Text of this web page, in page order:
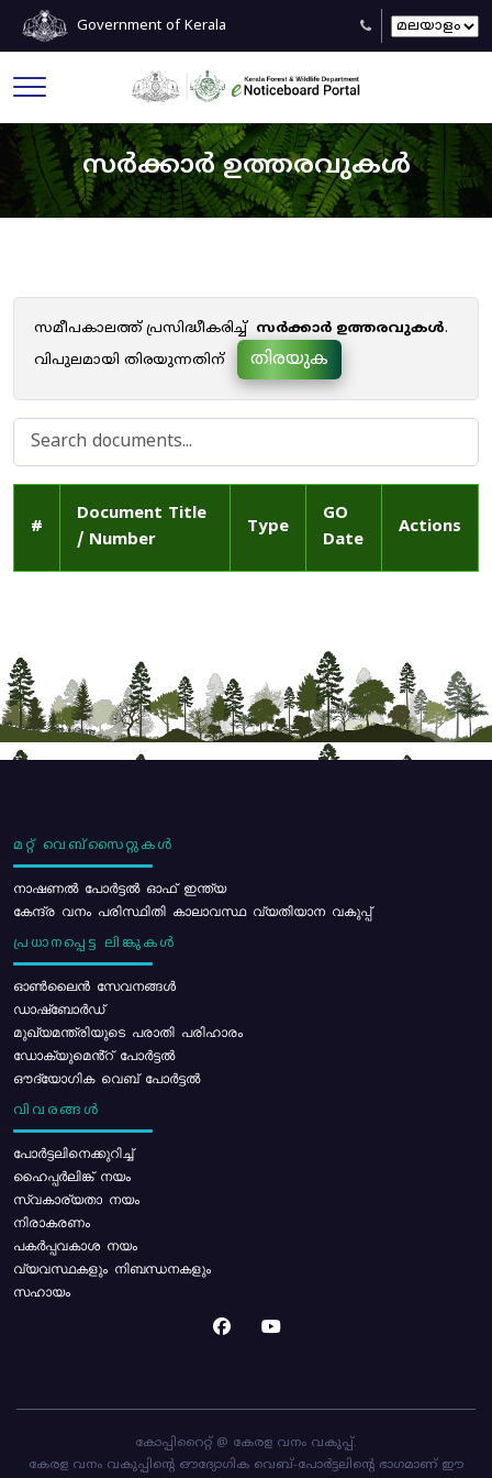
Government of Kerala
സർക്കാർ ഉത്തരവുകൾ
സമീപകാലത്ത് പ്രസിദ്ധീകരിച്ച് സർക്കാർ ഉത്തരവുകൾ.
വിപുലമായി തിരയുന്നതിന്
തിരയുക
#
Document Title
/ Number
Type
GO
Date
Actions
മറ്റ് വെബ്സൈറ്റുകൾ
നാഷണൽ പോർട്ടൽ ഓഫ് ഇന്ത്യ
കേന്ദ്ര വനം പരിസ്ഥിതി കാലാവസ്ഥ വ്യതിയാന വകുപ്പ്
പ്രധാനപ്പെട്ട ലിങ്കുകൾ
ഓൺലൈൻ സേവനങ്ങൾ
ഡാഷ്ബോർഡ്
മുഖ്യമന്ത്രിയുടെ പരാതി പരിഹാരം
ഡോക്യുമെൻ്റ് പോർട്ടൽ
ഔദ്യോഗിക വെബ് പോർട്ടൽ
വിവരങ്ങൾ
പോര്‍ട്ടലിനെക്കുറിച്ച്
ഹൈപ്പർലിങ്ക് നയം
സ്വകാര്യതാ നയം
നിരാകരണം
പകർപ്പവകാശ നയം
വ്യവസ്ഥകളും നിബന്ധനകളും
സഹായം
കോപ്പിറൈറ്റ് @ കേരള വനം വകുപ്പ്.
കേരള വനം വകുപ്പിന്റെ ഔദ്യോഗിക വെബ്-പോർട്ടലിന്റെ ഭാഗമാണ് ഈ